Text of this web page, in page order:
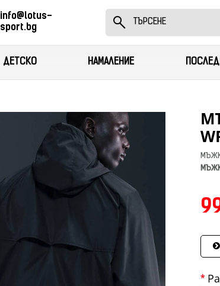
info@lotus-
sport.bg
ДЕТСКО НАМАЛЕНИЕ